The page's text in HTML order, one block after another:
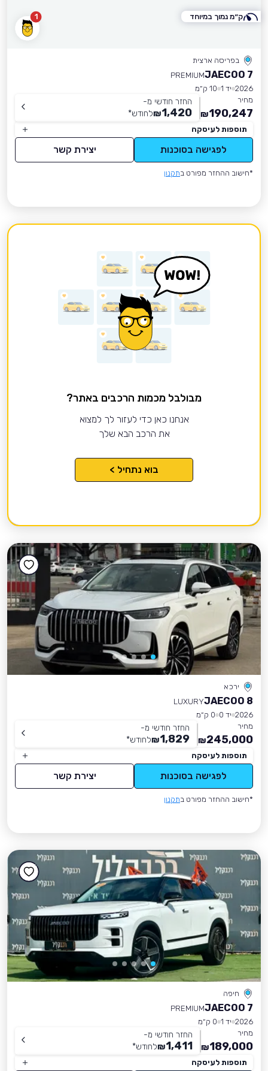
1
בפריסה ארצית
JAECOO 7
PREMIUM
2026 יד 1
10 ק״מ
מחיר
190,247
₪
החזר חודשי מ-
1,420
₪לחודש*
תוספות לעיסקה
לפגישה בסוכנות יצירת קשר
*חישוב ההחזר מפורט בתקנון
ק״מ נמוך במיוחד
מבולבל מכמות הרכבים באתר?
אנחנו כאן כדי לעזור לך למצוא
את הרכב הבא שלך
בוא נתחיל >
ירכא
JAECOO 8
LUXURY
2026 יד 0
0 ק״מ
מחיר
245,000
₪
החזר חודשי מ-
1,829
₪לחודש*
תוספות לעיסקה
לפגישה בסוכנות יצירת קשר
*חישוב ההחזר מפורט בתקנון
חיפה
JAECOO 7
PREMIUM
2026 יד 1
0 ק״מ
מחיר
189,000
₪
החזר חודשי מ-
1,411
₪לחודש*
תוספות לעיסקה